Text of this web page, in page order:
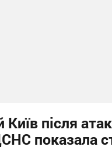
після
показала